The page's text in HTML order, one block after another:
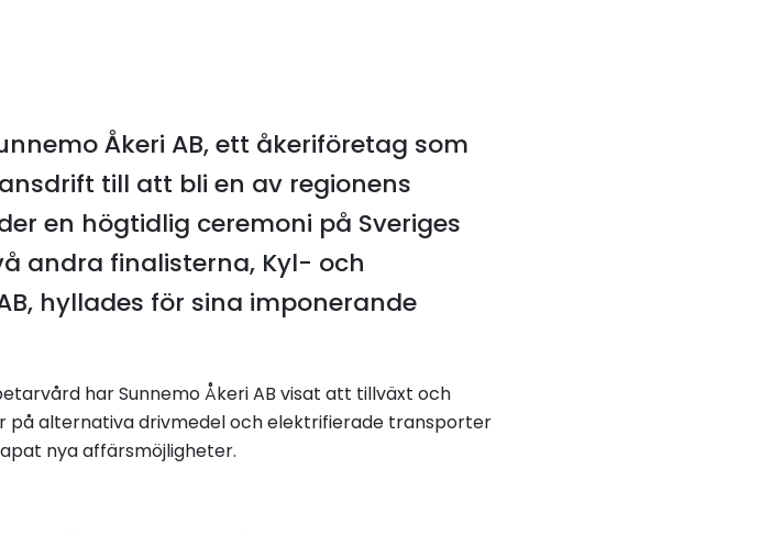
Åkeri AB, ett åkeriföretag som
till att bli en av regionens
en högtidlig ceremoni på Sveriges
andra finalisterna, Kyl- och
hyllades för sina imponerande
har Sunnemo Åkeri AB visat att tillväxt och
på alternativa drivmedel och elektrifierade transporter
nya affärsmöjligheter.